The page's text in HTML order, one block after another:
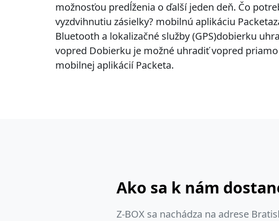
možnosťou predĺženia o ďalší jeden deň. Čo
vyzdvihnutiu zásielky? mobilnú aplikáciu
Bluetooth a lokalizačné služby (GPS)dobierku
vopred Dobierku je možné uhradiť vopred
mobilnej aplikácií Packeta.
Ako sa k nám
Z-BOX sa nachádza na adrese